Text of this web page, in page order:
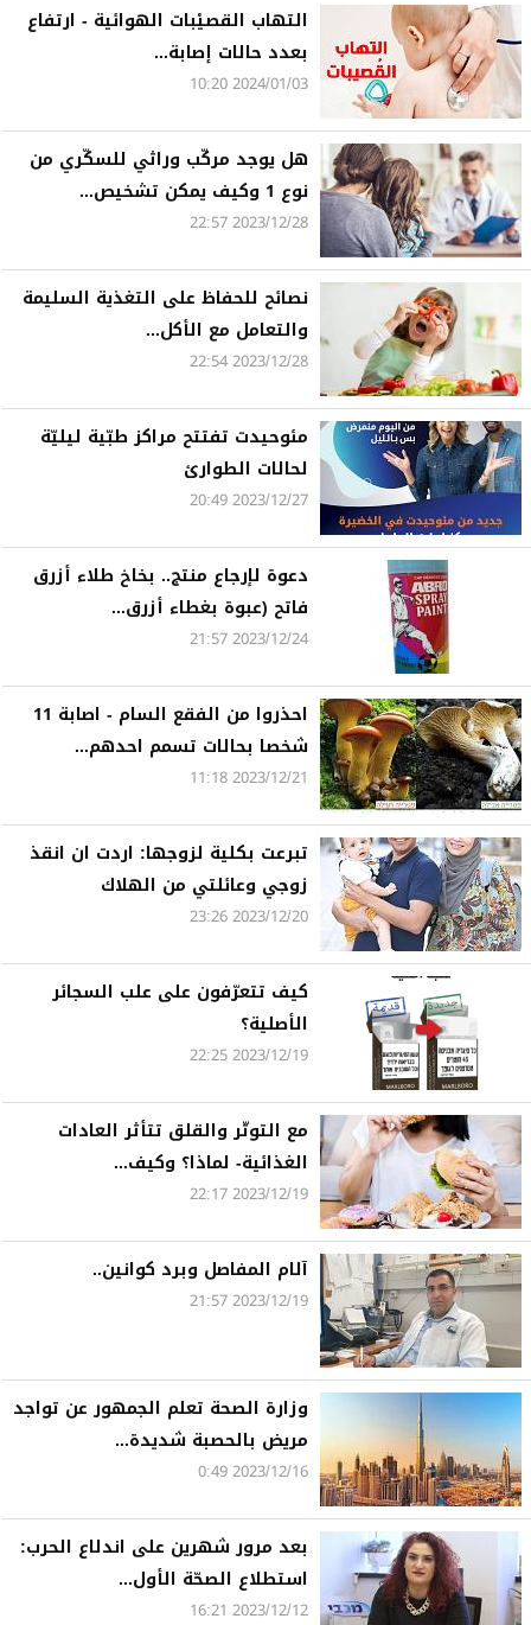
التهاب القصيْبات الهوائية - ارتفاع
بعدد حالات إصابة...
2024/01/03 10:20
هل يوجد مركّب وراثي للسكّري من
نوع 1 وكيف يمكن تشخيص...
2023/12/28 22:57
نصائح للحفاظ على التغذية السليمة
والتعامل مع الأكل...
2023/12/28 22:54
مئوحيدت تفتتح مراكز طبّية ليليّة
لحالات الطوارئ
2023/12/27 20:49
دعوة لإرجاع منتج.. بخاخ طلاء أزرق
فاتح (عبوة بغطاء أزرق...
2023/12/24 21:57
احذروا من الفقع السام - اصابة 11
شخصا بحالات تسمم احدهم...
2023/12/21 11:18
تبرعت بكلية لزوجها: اردت ان انقذ
زوجي وعائلتي من الهلاك
2023/12/20 23:26
كيف تتعرّفون على علب السجائر
الأصلية؟
2023/12/19 22:25
مع التوتّر والقلق تتأثر العادات
الغذائية- لماذا؟ وكيف...
2023/12/19 22:17
آلام المفاصل وبرد كوانين..
2023/12/19 21:57
وزارة الصحة تعلم الجمهور عن تواجد
مريض بالحصبة شديدة...
2023/12/16 0:49
بعد مرور شهرين على اندلاع الحرب:
استطلاع الصحّة الأول...
2023/12/12 16:21